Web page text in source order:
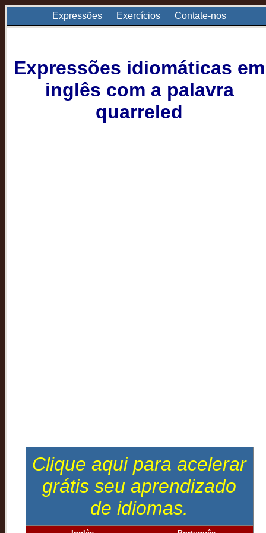
Expressões Exercícios Contate-nos
Expressões idiomáticas em
inglês com a palavra
quarreled
Clique aqui para acelerar
grátis seu aprendizado
de idiomas.